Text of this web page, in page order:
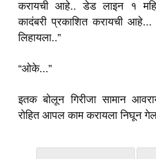
करायची आहे.. डेड लाइन १
कादंबरी प्रकाशित करायची
लिहायला..”
“ओके...”
इतक बोलून गिरीजा सामान
रोहित आपल काम करायला निघून